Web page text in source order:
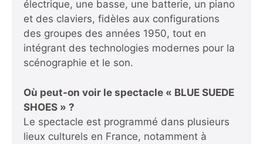
électrique, une basse, une batterie, un piano
et des claviers, fidèles aux configurations
des groupes des années 1950, tout en
intégrant des technologies modernes pour la
scénographie et le son.
Où peut-on voir le spectacle « BLUE SUEDE
SHOES » ?
Le spectacle est programmé dans plusieurs
lieux culturels en France, notamment à